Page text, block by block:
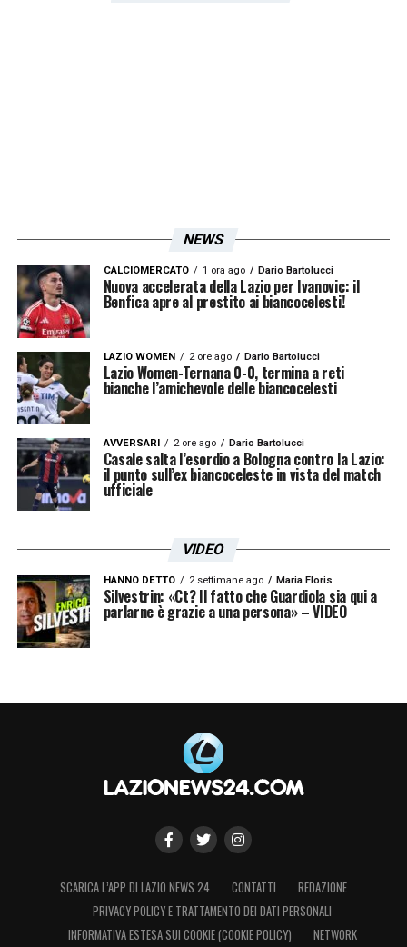
NEWS
CALCIOMERCATO 1 ora ago Dario Bartolucci
Nuova accelerata della Lazio per Ivanovic: il
Benfica apre al prestito ai biancocelesti!
LAZIO WOMEN 2 ore ago Dario Bartolucci
Lazio Women-Ternana 0-0, termina a reti
bianche l’amichevole delle biancocelesti
AVVERSARI 2 ore ago Dario Bartolucci
Casale salta l’esordio a Bologna contro la Lazio:
il punto sull’ex biancoceleste in vista del match
ufficiale
VIDEO
HANNO DETTO 2 settimane ago Maria Floris
Silvestrin: «Ct? Il fatto che Guardiola sia qui a
parlarne è grazie a una persona» – VIDEO
SCARICA L’APP DI LAZIO NEWS 24 CONTATTI
REDAZIONE
PRIVACY POLICY E TRATTAMENTO DEI DATI PERSONALI
INFORMATIVA ESTESA SUI COOKIE (COOKIE POLICY)
NETWORK